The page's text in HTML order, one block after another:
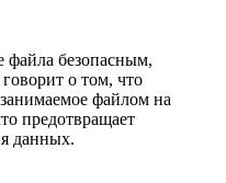
файла безопасным,
о том, что
файлом на
предотвращает
данных.